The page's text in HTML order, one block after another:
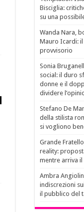
Bisciglia:
su una
Wanda Nara,
Mauro Icardi:
provvisorio
Sonia
social: il duro
donne e il
dividere
Stefano De
della stilista
si vogliono
Grande
reality:
mentre arriva
Ambra
indiscrezioni
il pubblico del